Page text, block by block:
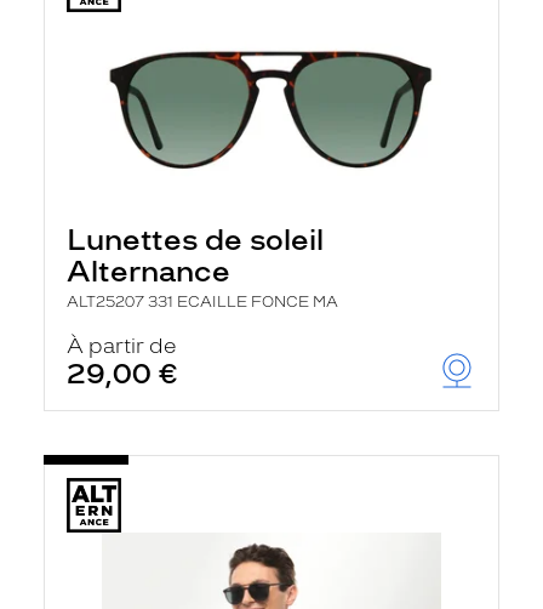
Lunettes de soleil
Alternance
ALT25207 331 ECAILLE FONCE MA
À partir de
29,00 €